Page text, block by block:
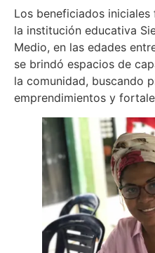
Los beneficiados
la institución educativa
Medio, en las edades
se brindó espacios de
la comunidad, buscando
emprendimientos y